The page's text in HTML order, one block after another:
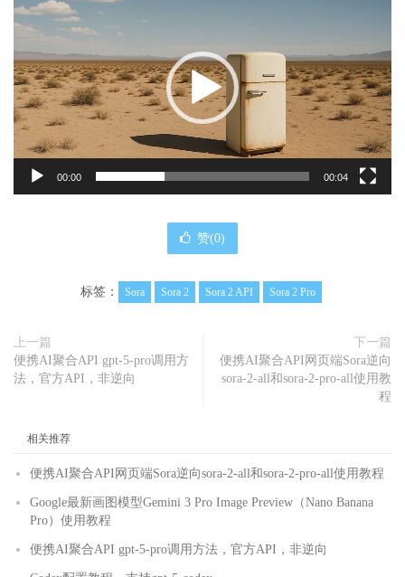
频
放
器
00:00 00:04
赞(0)
标签： Sora Sora 2 Sora 2 API Sora 2 Pro
上一篇
便携AI聚合API gpt-5-pro调用方
法，官方API，非逆向
下一篇
便携AI聚合API网页端Sora逆向
sora-2-all和sora-2-pro-all使用教
程
相关推荐
便携AI聚合API网页端Sora逆向sora-2-all和sora-2-pro-all使用教程
Google最新画图模型Gemini 3 Pro Image Preview（Nano Banana
Pro）使用教程
便携AI聚合API gpt-5-pro调用方法，官方API，非逆向